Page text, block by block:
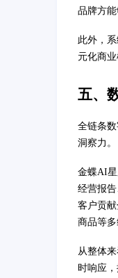
品牌方
此外，
元化商业
五、
全链条
洞察力。
金蝶AI
经营报
客户贡
商品等
从整体
时响应